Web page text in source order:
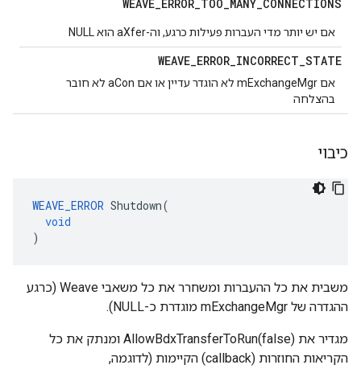
WEAVE_ERROR_TOO_MANY_CONNECTIONS
אם יש יותר מדי העברות פעילות כרגע, וה-aXfer הוא NULL
WEAVE_ERROR_INCORRECT_STATE
אם mExchangeMgr לא הוגדר עדיין או אם aCon לא חובר
בהצלחה
כיבוי
WEAVE_ERROR Shutdown(
void
)
משבית את כל ההעברות ומשחרר את כל משאבי Weave (כרגע
ההגדרה של mExchangeMgr מוגדרת כ-NULL).
מגדיר את AllowBdxTransferToRun(false) ומנתק את כל
הקריאות החוזרות (callback) הקיימות (לדוגמה,